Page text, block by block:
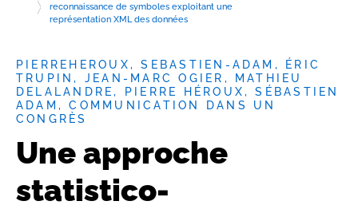
reconnaissance de symboles exploitant une
représentation XML des données
PIERREHEROUX, SEBASTIEN-ADAM, ÉRIC
TRUPIN, JEAN-MARC OGIER, MATHIEU
DELALANDRE, PIERRE HÉROUX, SÉBASTIEN
ADAM, COMMUNICATION DANS UN
CONGRÈS
Une approche
statistico-